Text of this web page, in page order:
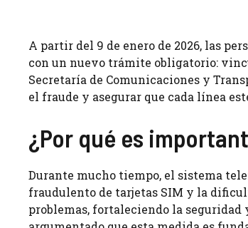
A partir del 9 de enero de 2026, las
con un nuevo trámite obligatorio:
Secretaría de Comunicaciones y
el fraude y asegurar que cada línea
¿Por qué es
Durante mucho tiempo, el sistema
fraudulento de tarjetas SIM y la
problemas, fortaleciendo la seguridad